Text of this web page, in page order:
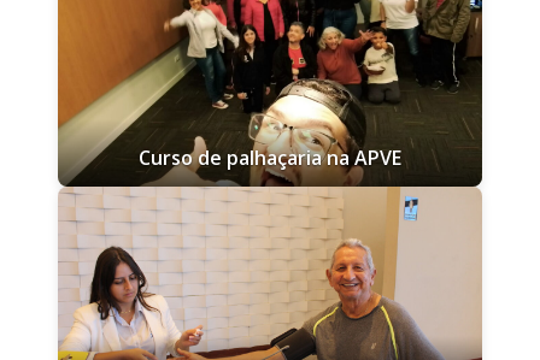
Curso de palhaçaria na APVE